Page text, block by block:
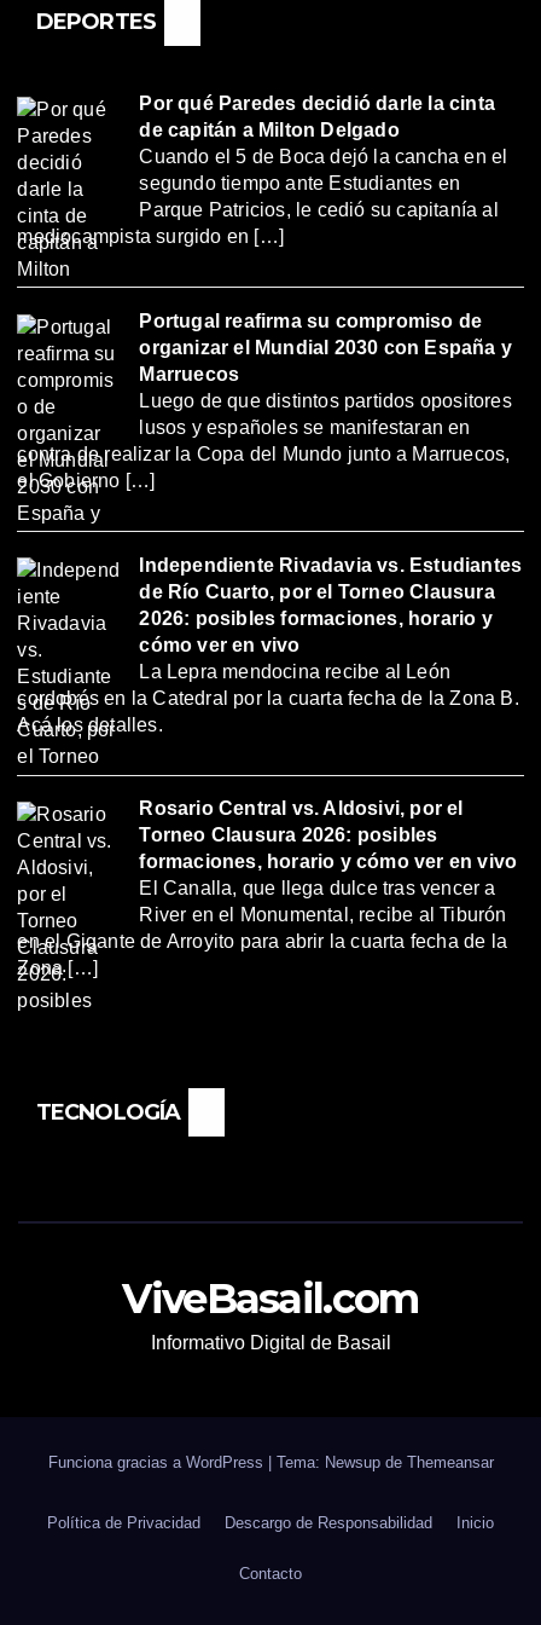
DEPORTES
Por qué Paredes decidió darle la cinta
de capitán a Milton Delgado
Cuando el 5 de Boca dejó la cancha en el
segundo tiempo ante Estudiantes en
Parque Patricios, le cedió su capitanía al
mediocampista surgido en […]
Portugal reafirma su compromiso de
organizar el Mundial 2030 con España y
Marruecos
Luego de que distintos partidos opositores
lusos y españoles se manifestaran en
contra de realizar la Copa del Mundo junto a Marruecos,
el Gobierno […]
Independiente Rivadavia vs. Estudiantes
de Río Cuarto, por el Torneo Clausura
2026: posibles formaciones, horario y
cómo ver en vivo
La Lepra mendocina recibe al León
cordobés en la Catedral por la cuarta fecha de la Zona B.
Acá los detalles.
Rosario Central vs. Aldosivi, por el
Torneo Clausura 2026: posibles
formaciones, horario y cómo ver en vivo
El Canalla, que llega dulce tras vencer a
River en el Monumental, recibe al Tiburón
en el Gigante de Arroyito para abrir la cuarta fecha de la
Zona […]
TECNOLOGÍA
ViveBasail.com
Informativo Digital de Basail
Funciona gracias a WordPress Tema: Newsup de Themeansar
Política de Privacidad Descargo de Responsabilidad Inicio
Contacto